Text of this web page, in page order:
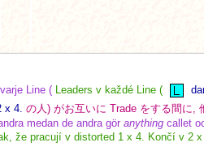
Line ( Leaders v každé Line (
x 4. の人) がお互いに Trade をする間に,
medan de andra gör anything callet
že pracují v distorted 1 x 4. Končí v 2 x